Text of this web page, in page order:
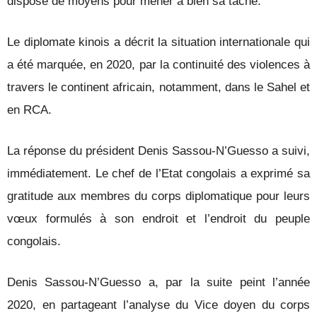
Le diplomate kinois a décrit la situation internationale qui
a été marquée, en 2020, par la continuité des violences à
travers le continent africain, notamment, dans le Sahel et
en RCA.
La réponse du président Denis Sassou-N’Guesso a suivi,
immédiatement. Le chef de l’Etat congolais a exprimé sa
gratitude aux membres du corps diplomatique pour leurs
vœux formulés à son endroit et l’endroit du peuple
congolais.
Denis Sassou-N’Guesso a, par la suite peint l’année
2020, en partageant l’analyse du Vice doyen du corps